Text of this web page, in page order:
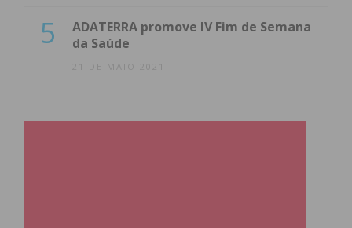
5
ADATERRA promove IV Fim de Semana
da Saúde
21 DE MAIO 2021